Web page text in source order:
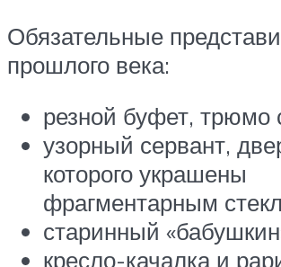
Обязательные
прошлого века:
резной буфет, трюмо
узорный сервант,
которого украшены
фрагментарным
старинный
кресло-качалка и